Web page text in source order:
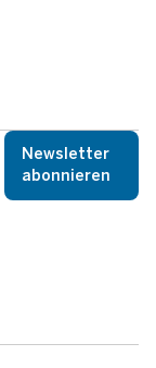
Newsletter
abonnieren